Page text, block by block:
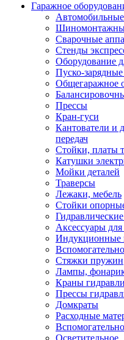
Гаражное
Сварочные
Стенды
Оборудование
Пуско-зарядные
Общегаражное
Прессы
Кран-гуси
Кантователи и
передач
Стойки, платы
Катушки
Мойки деталей
Траверсы
Лежаки, мебель
Стойки
Аксессуары для
Индукционные
Стяжки пружин
Лампы,
Краны
Прессы
Домкраты
Расходные
Осветительное